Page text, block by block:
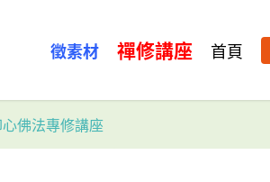
徵素材 禪修講座 首頁
佛法專修講座